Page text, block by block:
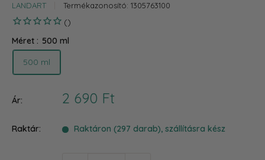
LANDART Termékazonosító: 1305763100
Méret : 500 ml
500 ml
Ár:
Akciós
2 690 Ft
Raktár: Raktáron (297 darab), szállításra kész